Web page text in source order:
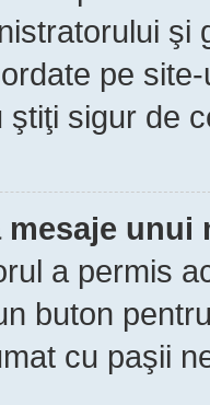
şi
pe
sigur de
unui
a permis
buton
cu paşii